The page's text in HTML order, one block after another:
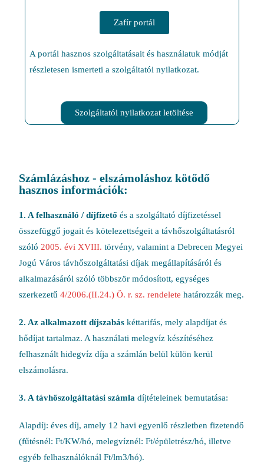
Zafír portál
A portál hasznos szolgáltatásait és használatuk módját
részletesen ismerteti a szolgáltatói nyilatkozat.
Szolgáltatói nyilatkozat letöltése
Számlázáshoz - elszámoláshoz kötődő
hasznos információk:
1. A felhasználó / díjfizető és a szolgáltató díjfizetéssel
összefüggő jogait és kötelezettségeit a távhőszolgáltatásról
szóló2005. évi XVIII. törvény, valamint a Debrecen Megyei
Jogú Város távhőszolgáltatási díjak megállapításáról és
alkalmazásáról szóló többször módosított, egységes
szerkezetű4/2006.(II.24.) Ö. r. sz. rendelete határozzák meg.
2. Az alkalmazott díjszabás kéttarifás, mely alapdíjat és
hődíjat tartalmaz. A használati melegvíz készítéséhez
felhasznált hidegvíz díja a számlán belül külön kerül
elszámolásra.
3. A távhőszolgáltatási számla díjtételeinek bemutatása:
Alapdíj: éves díj, amely 12 havi egyenlő részletben fizetendő
(fűtésnél: Ft/KW/hó, melegvíznél: Ft/épületrész/hó, illetve
egyéb felhasználóknál Ft/lm3/hó).